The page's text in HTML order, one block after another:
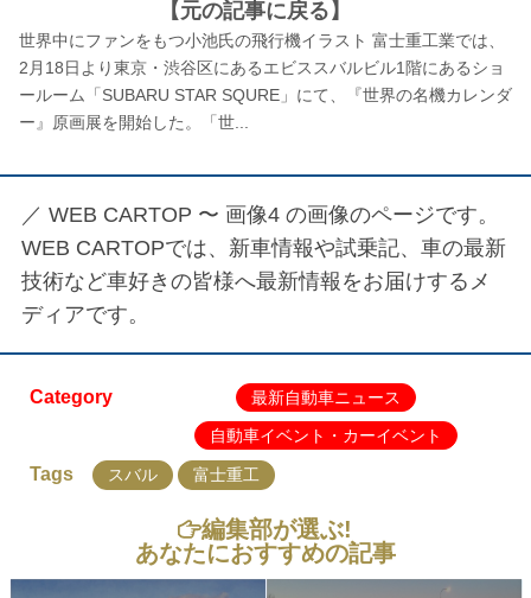
【元の記事に戻る】
世界中にファンをもつ小池氏の飛行機イラスト 富士重工業では、
2月18日より東京・渋谷区にあるエビススバルビル1階にあるショ
ールーム「SUBARU STAR SQURE」にて、『世界の名機カレンダ
ー』原画展を開始した。「世...
／ WEB CARTOP 〜 画像4 の画像のページです。
WEB CARTOPでは、新車情報や試乗記、車の最新
技術など車好きの皆様へ最新情報をお届けするメ
ディアです。
Category
最新自動車ニュース
自動車イベント・カーイベント
Tags スバル 富士重工
編集部が選ぶ!
あなたにおすすめの記事